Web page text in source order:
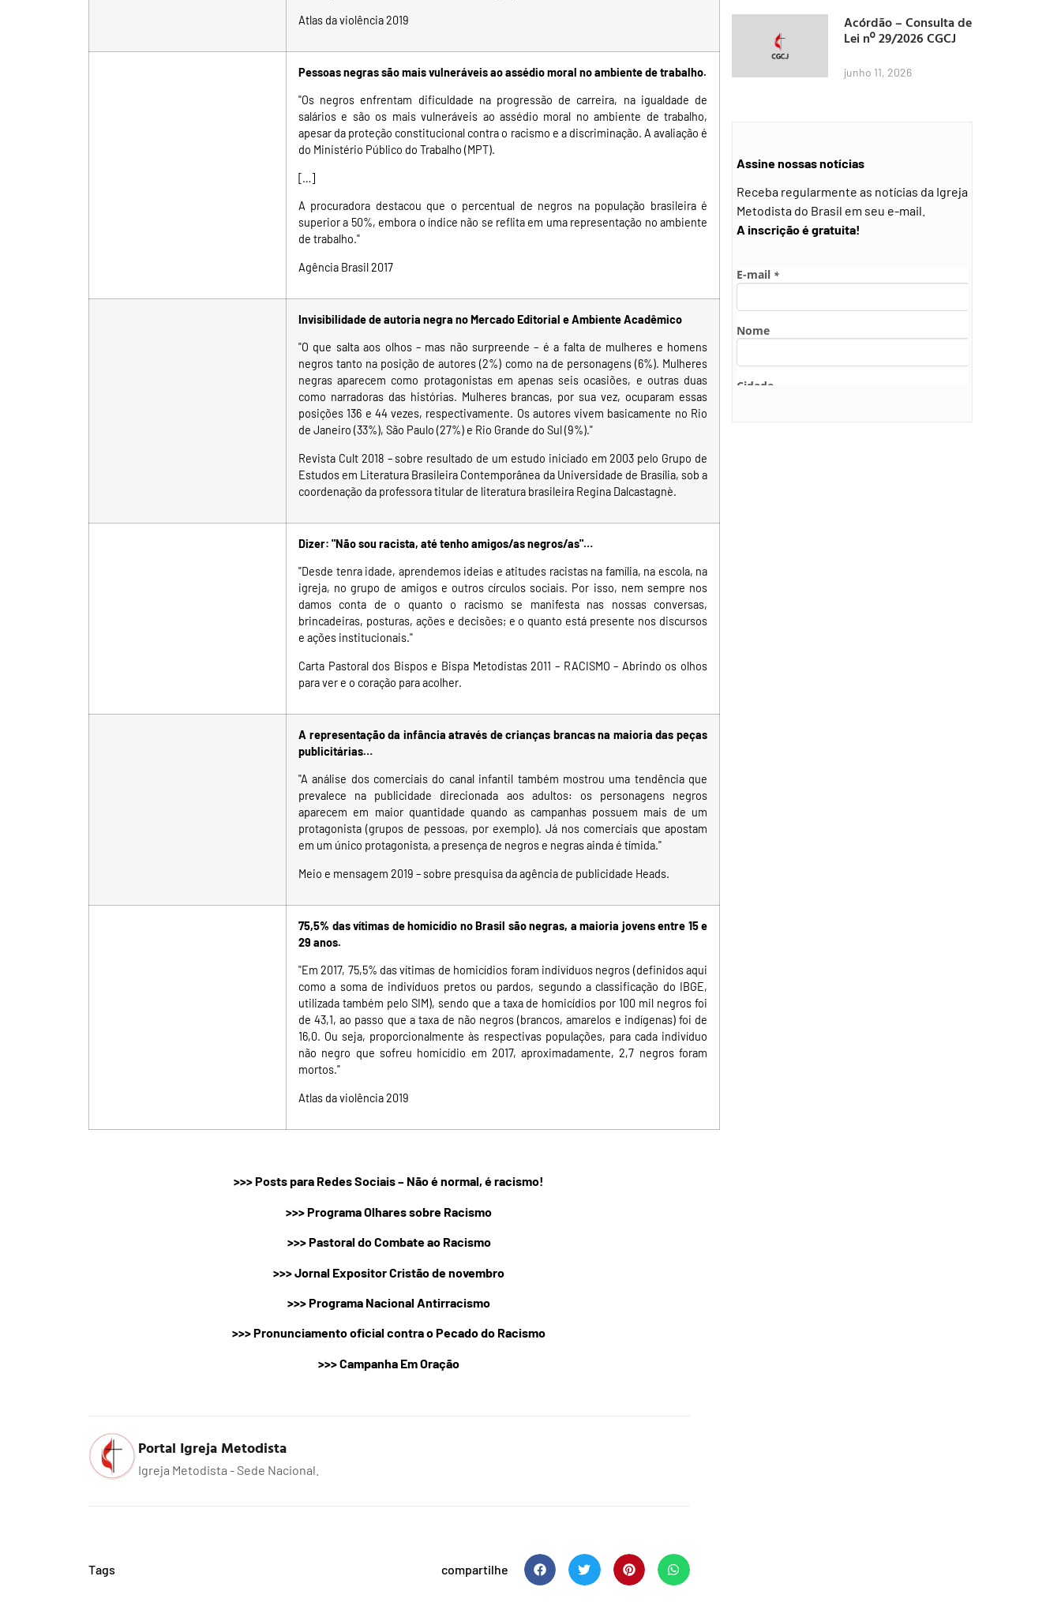
Atlas da violência 2019
Pessoas negras são mais vulneráveis ao assédio moral no ambiente de trabalho.
"Os negros enfrentam dificuldade na progressão de carreira, na igualdade de
salários e são os mais vulneráveis ao assédio moral no ambiente de trabalho,
apesar da proteção constitucional contra o racismo e a discriminação. A avaliação é
do Ministério Público do Trabalho (MPT).
[…]
A procuradora destacou que o percentual de negros na população brasileira é
superior a 50%, embora o índice não se reflita em uma representação no ambiente
de trabalho."
Agência Brasil 2017
Invisibilidade de autoria negra no Mercado Editorial e Ambiente Acadêmico
"O que salta aos olhos – mas não surpreende – é a falta de mulheres e homens
negros tanto na posição de autores (2%) como na de personagens (6%). Mulheres
negras aparecem como protagonistas em apenas seis ocasiões, e outras duas
como narradoras das histórias. Mulheres brancas, por sua vez, ocuparam essas
posições 136 e 44 vezes, respectivamente. Os autores vivem basicamente no Rio
de Janeiro (33%), São Paulo (27%) e Rio Grande do Sul (9%)."
Revista Cult 2018 – sobre resultado de um estudo iniciado em 2003 pelo Grupo de
Estudos em Literatura Brasileira Contemporânea da Universidade de Brasília, sob a
coordenação da professora titular de literatura brasileira Regina Dalcastagnè.
Dizer: "Não sou racista, até tenho amigos/as negros/as"…
"Desde tenra idade, aprendemos ideias e atitudes racistas na família, na escola, na
igreja, no grupo de amigos e outros círculos sociais. Por isso, nem sempre nos
damos conta de o quanto o racismo se manifesta nas nossas conversas,
brincadeiras, posturas, ações e decisões; e o quanto está presente nos discursos
e ações institucionais."
Carta Pastoral dos Bispos e Bispa Metodistas 2011 – RACISMO – Abrindo os olhos
para ver e o coração para acolher.
A representação da infância através de crianças brancas na maioria das peças
publicitárias…
"A análise dos comerciais do canal infantil também mostrou uma tendência que
prevalece na publicidade direcionada aos adultos: os personagens negros
aparecem em maior quantidade quando as campanhas possuem mais de um
protagonista (grupos de pessoas, por exemplo). Já nos comerciais que apostam
em um único protagonista, a presença de negros e negras ainda é tímida."
Meio e mensagem 2019 – sobre presquisa da agência de publicidade Heads.
75,5% das vítimas de homicídio no Brasil são negras, a maioria jovens entre 15 e
29 anos.
"Em 2017, 75,5% das vítimas de homicídios foram indivíduos negros (definidos aqui
como a soma de indivíduos pretos ou pardos, segundo a classificação do IBGE,
utilizada também pelo SIM), sendo que a taxa de homicídios por 100 mil negros foi
de 43,1, ao passo que a taxa de não negros (brancos, amarelos e indígenas) foi de
16,0. Ou seja, proporcionalmente às respectivas populações, para cada indivíduo
não negro que sofreu homicídio em 2017, aproximadamente, 2,7 negros foram
mortos."
Atlas da violência 2019
>>>Posts para Redes Sociais – Não é normal, é racismo!
>>>Programa Olhares sobre Racismo
>>>Pastoral do Combate ao Racismo
>>>Jornal Expositor Cristão de novembro
>>>Programa Nacional Antirracismo
>>>Pronunciamento oficial contra o Pecado do Racismo
>>>Campanha Em Oração
Portal Igreja Metodista
Igreja Metodista - Sede Nacional.
Tags compartilhe
Acórdão – Consulta de
Lei nº 29/2026 CGCJ
junho 11, 2026
Assine nossas notícias
Receba regularmente as notícias da Igreja
Metodista do Brasil em seu e-mail.
A inscrição é gratuita!